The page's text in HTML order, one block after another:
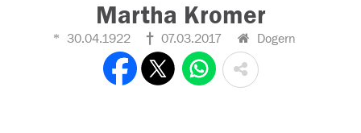
Martha Kromer
30.04.1922 07.03.2017 Dogern